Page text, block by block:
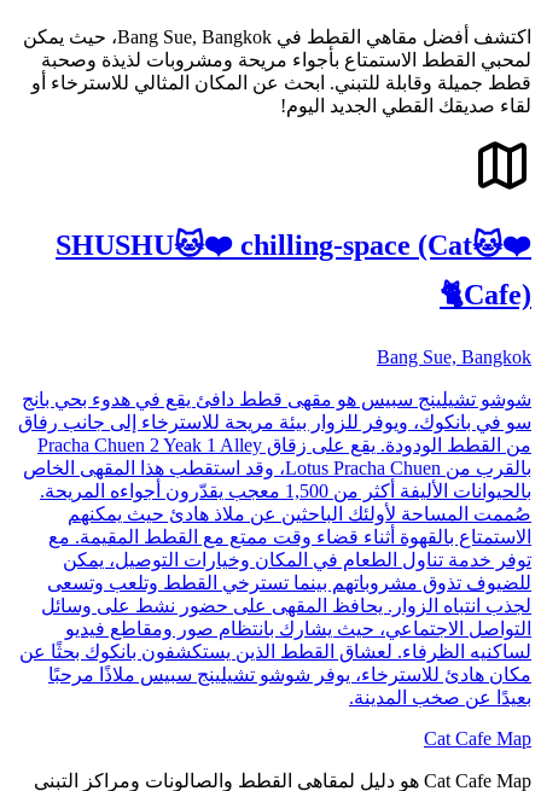
اكتشف أفضل مقاهي القطط في Bang Sue, Bangkok، حيث يمكن
لمحبي القطط الاستمتاع بأجواء مريحة ومشروبات لذيذة وصحبة
قطط جميلة وقابلة للتبني. ابحث عن المكان المثالي للاسترخاء أو
لقاء صديقك القطي الجديد اليوم!
❤️🐱SHUSHU🐱❤️ chilling-space (Cat
Cafe)🐈
Bang Sue, Bangkok
شوشو تشيلينج سبيس هو مقهى قطط دافئ يقع في هدوء بحي بانج
سو في بانكوك، ويوفر للزوار بيئة مريحة للاسترخاء إلى جانب رفاق
من القطط الودودة. يقع على زقاق Pracha Chuen 2 Yeak 1 Alley
بالقرب من Lotus Pracha Chuen، وقد استقطب هذا المقهى الخاص
بالحيوانات الأليفة أكثر من 1,500 معجب يقدّرون أجواءه المريحة.
صُممت المساحة لأولئك الباحثين عن ملاذ هادئ حيث يمكنهم
الاستمتاع بالقهوة أثناء قضاء وقت ممتع مع القطط المقيمة. مع
توفر خدمة تناول الطعام في المكان وخيارات التوصيل، يمكن
للضيوف تذوق مشروباتهم بينما تسترخي القطط وتلعب وتسعى
لجذب انتباه الزوار. يحافظ المقهى على حضور نشط على وسائل
التواصل الاجتماعي، حيث يشارك بانتظام صور ومقاطع فيديو
لساكنيه الظرفاء. لعشاق القطط الذين يستكشفون بانكوك بحثًا عن
مكان هادئ للاسترخاء، يوفر شوشو تشيلينج سبيس ملاذًا مرحبًا
بعيدًا عن صخب المدينة.
Cat Cafe Map
Cat Cafe Map هو دليل لمقاهي القطط والصالونات ومراكز التبني